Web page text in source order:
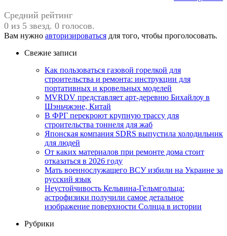
Средний рейтинг
0 из 5 звезд. 0 голосов.
Вам нужно авторизироваться для того, чтобы проголосовать.
Свежие записи
Как пользоваться газовой горелкой для
строительства и ремонта: инструкции для
портативных и кровельных моделей
MVRDV представляет арт-деревню Бихайлоу в
Шэньчжэне, Китай
В ФРГ перекроют крупную трассу для
строительства тоннеля для жаб
Японская компания SDRS выпустила холодильник
для людей
От каких материалов при ремонте дома стоит
отказаться в 2026 году
Мать военнослужащего ВСУ избили на Украине за
русский язык
Неустойчивость Кельвина-Гельмгольца:
астрофизики получили самое детальное
изображение поверхности Солнца в истории
Рубрики